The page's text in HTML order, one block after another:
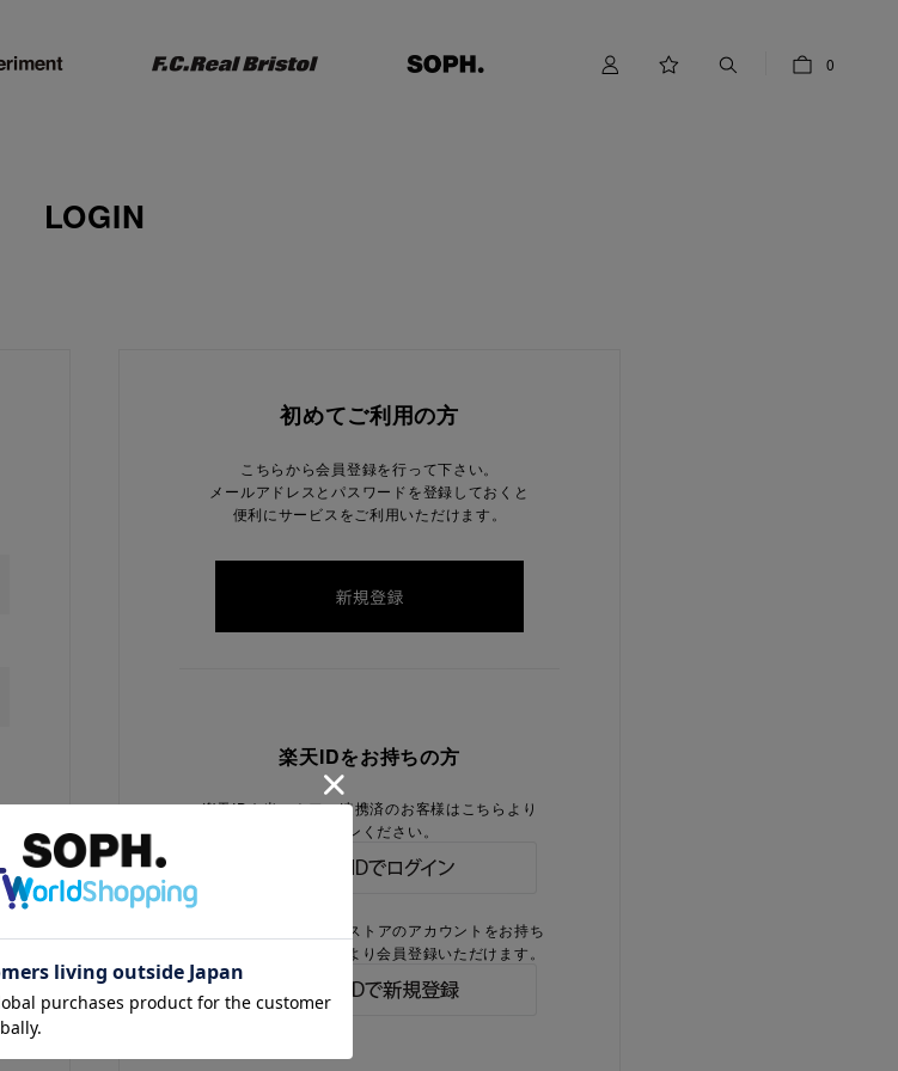
0
LOGIN
初めてご利用の方
こちらから会員登録を行って下さい。
メールアドレスとパスワードを登録しておくと
便利にサービスをご利用いただけます。
楽天IDをお持ちの方
楽天IDを当ストアに連携済のお客様はこちらより
ログインください。
楽天IDをお持ちで、当ストアのアカウントをお持ち
でないお客様はこちらより会員登録いただけます。